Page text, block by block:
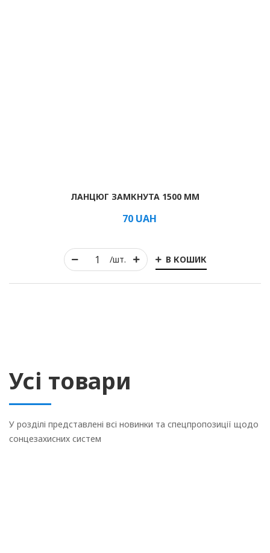
/шт. В КОШИК
ЛАНЦЮГ ЗАМКНУТА 1500 ММ
70UAH
Усі товари
У розділі представлені всі новинки та спецпропозиції щодо
сонцезахисних систем